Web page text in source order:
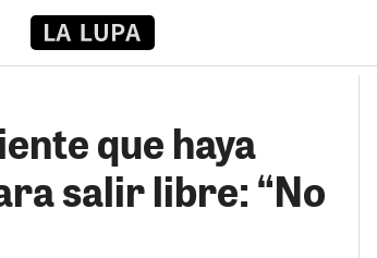
que haya
salir libre: “No